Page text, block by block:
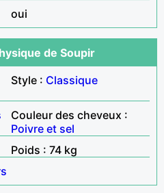
oui
de Soupir
Style : Classique
Couleur des cheveux :
Poivre et sel
Poids : 74 kg